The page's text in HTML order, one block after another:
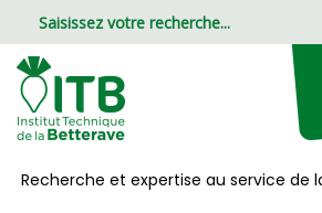
Recherche et expertise au service de
Panneau de gestion des cookies